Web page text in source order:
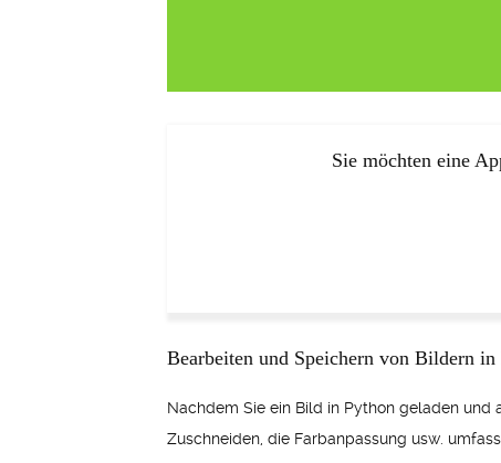
Sie möchten eine
Bearbeiten und Speichern von Bildern in
Nachdem Sie ein Bild in Python geladen und
Zuschneiden, die Farbanpassung usw.